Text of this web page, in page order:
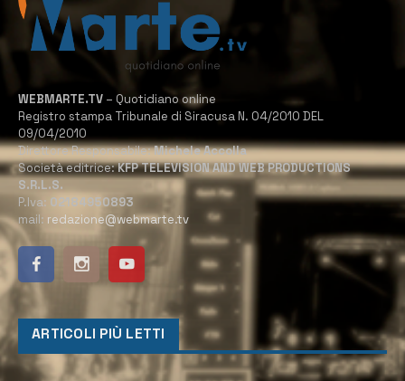
WEBMARTE.TV – Quotidiano online
Registro stampa Tribunale di Siracusa N. 04/2010 DEL
09/04/2010
Direttore Responsabile:Michele Accolla
Società editrice:KFP TELEVISION AND WEB PRODUCTIONS
S.R.L.S.
P.Iva: 02184950893
mail: redazione@webmarte.tv
ARTICOLI PIÙ LETTI